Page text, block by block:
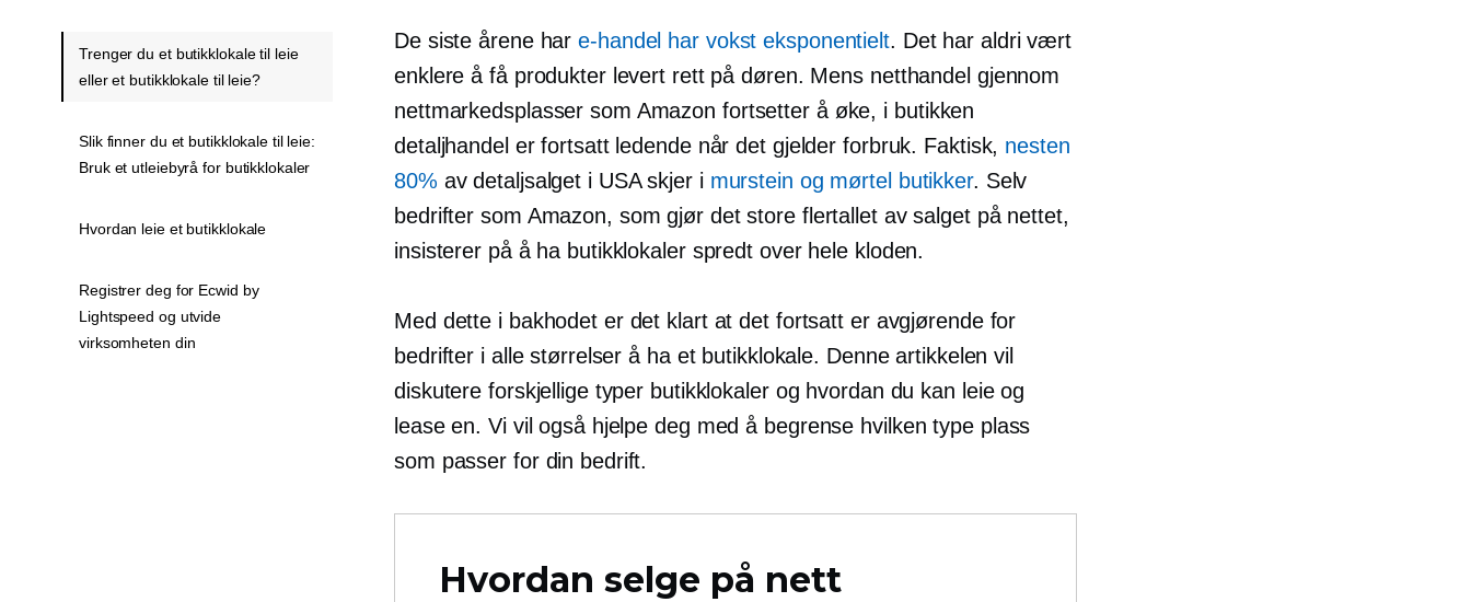
De siste årene hare-handel har vokst eksponentielt. Det har aldri vært
enklere å få produkter levert rett på døren. Mens netthandel gjennom
nettmarkedsplasser som Amazon fortsetter å øke, i butikken
detaljhandel er fortsatt ledende når det gjelder forbruk. Faktisk, nesten
80% av detaljsalget i USA skjer i murstein og mørtel butikker. Selv
bedrifter som Amazon, som gjør det store flertallet av salget på nettet,
insisterer på å ha butikklokaler spredt over hele kloden.
Med dette i bakhodet er det klart at det fortsatt er avgjørende for
bedrifter i alle størrelser å ha et butikklokale. Denne artikkelen vil
diskutere forskjellige typer butikklokaler og hvordan du kan leie og
lease en. Vi vil også hjelpe deg med å begrense hvilken type plass
som passer for din bedrift.
Hvordan selge på nett
Trenger du et butikklokale til leie
eller et butikklokale til leie?
Slik finner du et butikklokale til leie:
Bruk et utleiebyrå for butikklokaler
Hvordan leie et butikklokale
Registrer deg for Ecwid by
Lightspeed og utvide
virksomheten din